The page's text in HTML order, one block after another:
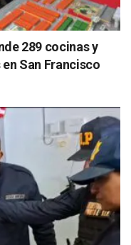
289 cocinas y
San Francisco